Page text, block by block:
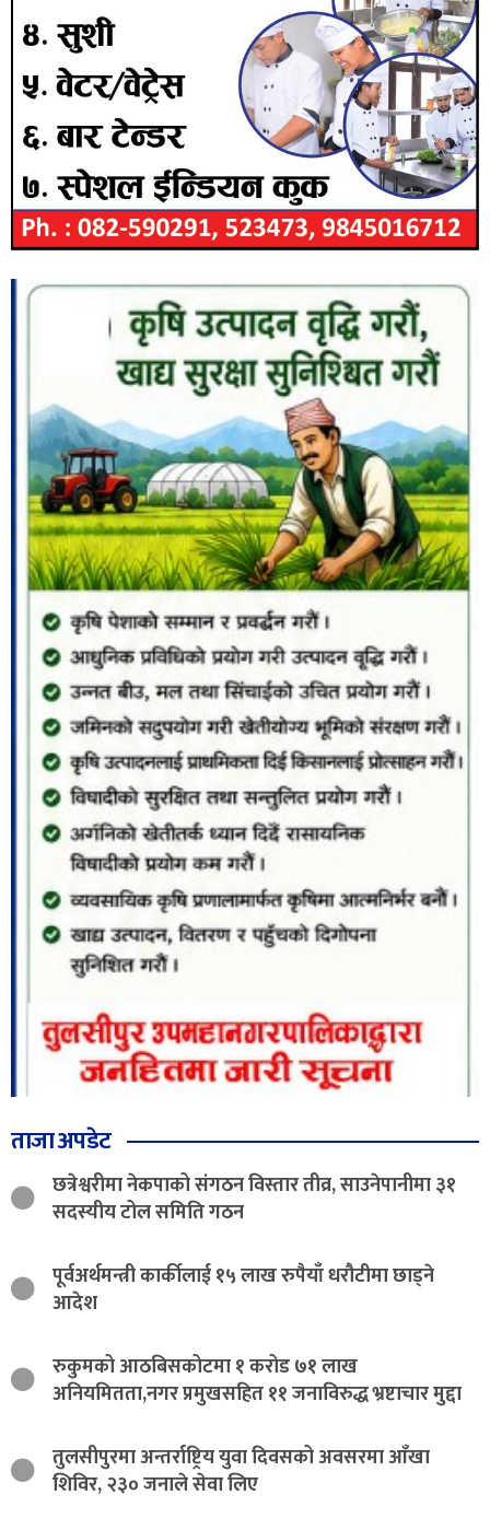
ताजा अपडेट
छत्रेश्वरीमा नेकपाको संगठन विस्तार तीव्र, साउनेपानीमा ३१
सदस्यीय टोल समिति गठन
पूर्वअर्थमन्त्री कार्कीलाई १५ लाख रुपैयाँ धरौटीमा छाड्ने
आदेश
रुकुमको आठबिसकोटमा १ करोड ७१ लाख
अनियमितता,नगर प्रमुखसहित ११ जनाविरुद्ध भ्रष्टाचार मुद्दा
तुलसीपुरमा अन्तर्राष्ट्रिय युवा दिवसको अवसरमा आँखा
शिविर, २३० जनाले सेवा लिए